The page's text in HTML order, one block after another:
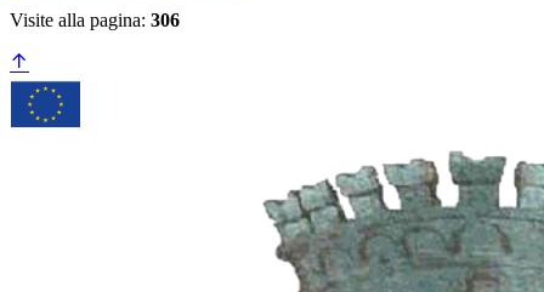
Visite alla pagina: 306